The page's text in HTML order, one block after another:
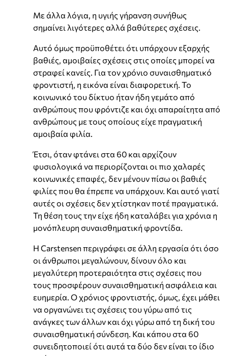
Με άλλα λόγια, η υγιής γήρανση συνήθως
σημαίνει λιγότερες αλλά βαθύτερες σχέσεις.
Αυτό όμως προϋποθέτει ότι υπάρχουν εξαρχής
βαθιές, αμοιβαίες σχέσεις στις οποίες μπορεί να
στραφεί κανείς. Για τον χρόνιο συναισθηματικό
φροντιστή, η εικόνα είναι διαφορετική. Το
κοινωνικό του δίκτυο ήταν ήδη γεμάτο από
ανθρώπους που φρόντιζε και όχι απαραίτητα από
ανθρώπους με τους οποίους είχε πραγματική
αμοιβαία φιλία.
Έτσι, όταν φτάνει στα 60 και αρχίζουν
φυσιολογικά να περιορίζονται οι πιο χαλαρές
κοινωνικές επαφές, δεν μένουν πίσω οι βαθιές
φιλίες που θα έπρεπε να υπάρχουν. Και αυτό γιατί
αυτές οι σχέσεις δεν χτίστηκαν ποτέ πραγματικά.
Τη θέση τους την είχε ήδη καταλάβει για χρόνια η
μονόπλευρη συναισθηματική φροντίδα.
Η Carstensen περιγράφει σε άλλη εργασία ότι όσο
οι άνθρωποι μεγαλώνουν, δίνουν όλο και
μεγαλύτερη προτεραιότητα στις σχέσεις που
τους προσφέρουν συναισθηματική ασφάλεια και
ευημερία. Ο χρόνιος φροντιστής, όμως, έχει μάθει
να οργανώνει τις σχέσεις του γύρω από τις
ανάγκες των άλλων και όχι γύρω από τη δική του
συναισθηματική σύνδεση. Και κάπου στα 60
συνειδητοποιεί ότι αυτά τα δύο δεν είναι το ίδιο